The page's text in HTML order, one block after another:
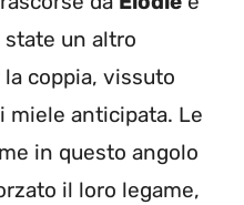
state un altro
coppia, vissuto
miele anticipata. Le
in questo angolo
il loro legame,